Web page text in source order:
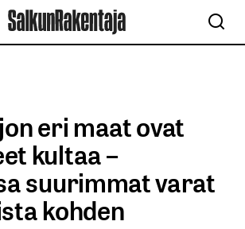
eri maat ovat
kultaa –
suurimmat varat
kohden